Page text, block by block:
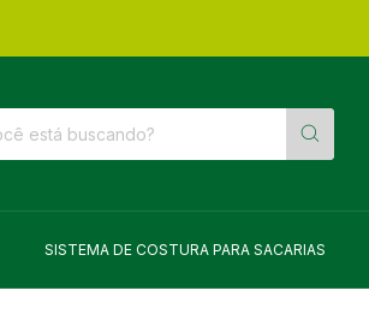
SISTEMA DE COSTURA PARA SACARIAS